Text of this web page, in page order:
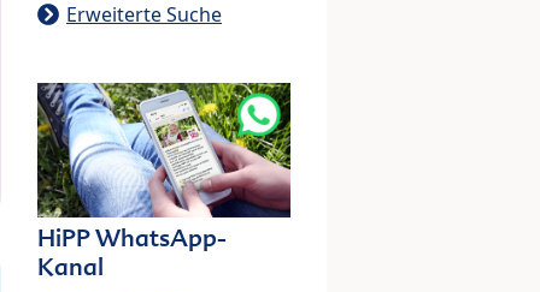
Erweiterte Suche
HiPP WhatsApp-
Kanal